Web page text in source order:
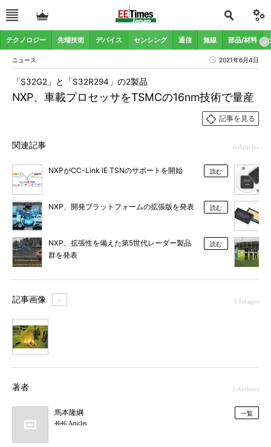
テクノロジー 先端技術 デバイス センシング 通信 無線 部品/材料
ニュース 2021年6月4日
NXP、車載プロセッサをTSMCの16nm技術で量産
「S32G2」と「S32R294」の2製品
記事を見る
関連記事 6 Articles
NXPがCC-Link IE TSNのサポートを開始 読む
NXP、開発プラットフォームの拡張版を発表 読む
NXP、拡張性を備えた第5世代レーダー製品
群を発表
読む
記事画像 ＋ 1 Images
著者 1 Authors
馬本隆綱
4646 Articles
一覧